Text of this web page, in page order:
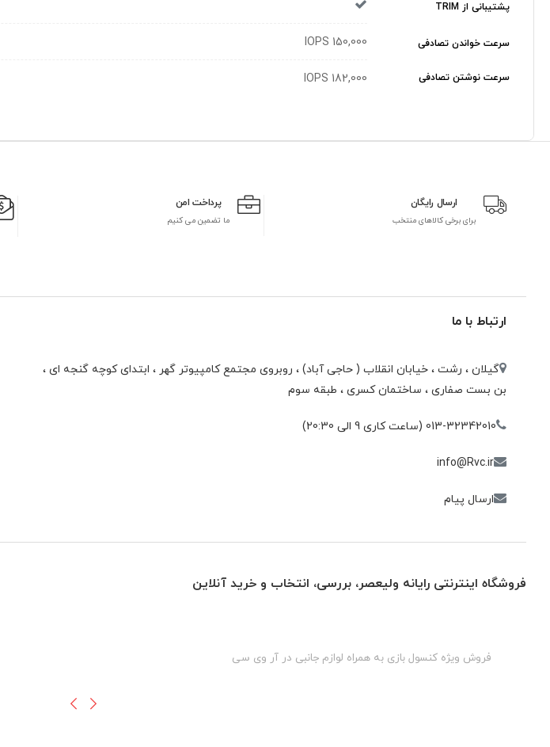
پشتیبانی از TRIM
سرعت خواندن تصادفی 150,000 IOPS
سرعت نوشتن تصادفی 182,000 IOPS
ارسال رایگان
برای برخی کالاهای منتخب
پرداخت امن
ما تضمین می کنیم
ارتباط با ما
گیلان ، رشت ، خيابان انقلاب ( حاجی آباد) ، روبروی مجتمع كامپيوتر گهر ، ابتدای كوچه گنجه ای ،
بن بست صفاری ، ساختمان كسری ، طبقه سوم
013-32342010 (ساعت کاری 9 الی 20:30)
info@Rvc.ir
ارسال پیام
فروشگاه اینترنتی رایانه ولیعصر، بررسی، انتخاب و خرید آنلاین
فروش ویژه کنسول بازی به همراه لوازم جانبی در آر وی سی